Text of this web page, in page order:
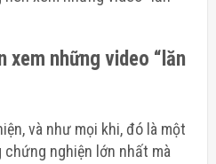
xem những video “lăn
và như mọi khi, đó là một
nghiện lớn nhất mà